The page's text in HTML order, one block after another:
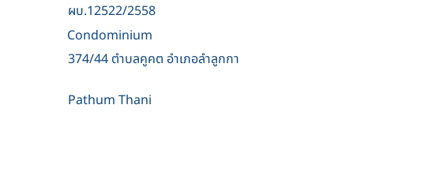
ผบ.12522/2558
Condominium
374/44 ตำบลคูคต อำเภอลำลูกกา
Pathum Thani